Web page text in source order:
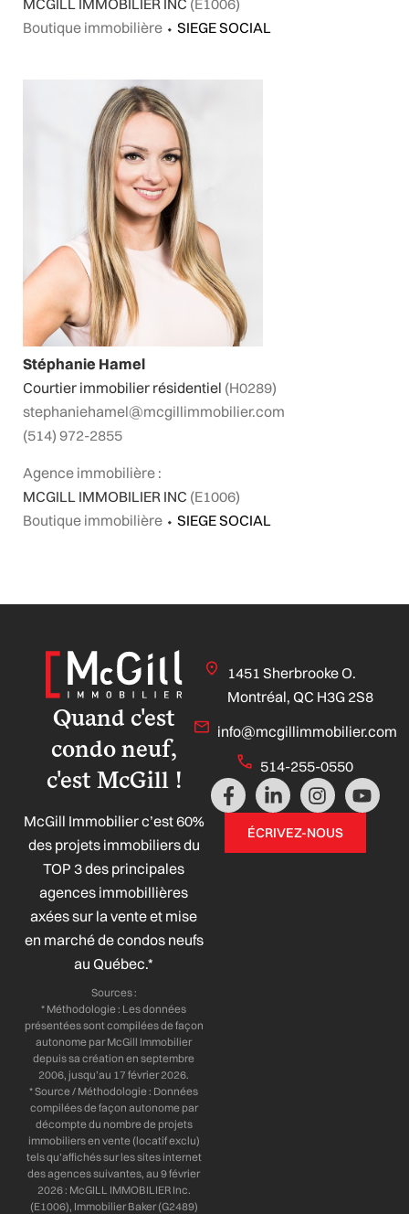
MCGILL IMMOBILIER INC (E1006)
Boutique immobilière ⬩ SIEGE SOCIAL
Stéphanie Hamel
Courtier immobilier résidentiel (H0289)
stephaniehamel@mcgillimmobilier.com
(514) 972-2855
Agence immobilière :
MCGILL IMMOBILIER INC (E1006)
Boutique immobilière ⬩ SIEGE SOCIAL
Quand c'est
condo neuf,
c'est McGill !
McGill Immobilier c’est 60%
des projets immobiliers du
TOP 3 des principales
agences immobillières
axées sur la vente et mise
en marché de condos neufs
au Québec.*
Sources :
* Méthodologie : Les données
présentées sont compilées de façon
autonome par McGill Immobilier
depuis sa création en septembre
2006, jusqu’au 17 février 2026.
* Source / Méthodologie : Données
compilées de façon autonome par
décompte du nombre de projets
immobiliers en vente (locatif exclu)
tels qu’affichés sur les sites internet
des agences suivantes, au 9 février
2026 : McGILL IMMOBILIER Inc.
(E1006), Immobilier Baker (G2489)
1451 Sherbrooke O.
Montréal, QC H3G 2S8
info@mcgillimmobilier.com
514-255-0550
F
a
L
i
n
k
I
n
s
t
Y
o
ÉCRIVEZ-NOUS